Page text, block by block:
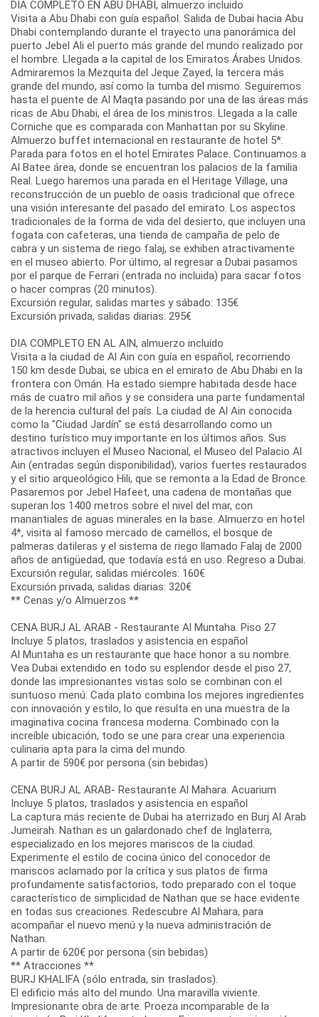
DIA COMPLETO EN ABU DHABI, almuerzo incluido
Visita a Abu Dhabi con guía español. Salida de Dubai hacia Abu
Dhabi contemplando durante el trayecto una panorámica del
puerto Jebel Ali el puerto más grande del mundo realizado por
el hombre. Llegada a la capital de los Emiratos Árabes Unidos.
Admiraremos la Mezquita del Jeque Zayed, la tercera más
grande del mundo, así como la tumba del mismo. Seguiremos
hasta el puente de Al Maqta pasando por una de las áreas más
ricas de Abu Dhabi, el área de los ministros. Llegada a la calle
Corniche que es comparada con Manhattan por su Skyline.
Almuerzo buffet internacional en restaurante de hotel 5*.
Parada para fotos en el hotel Emirates Palace. Continuamos a
Al Batee área, donde se encuentran los palacios de la familia
Real. Luego haremos una parada en el Heritage Village, una
reconstrucción de un pueblo de oasis tradicional que ofrece
una visión interesante del pasado del emirato. Los aspectos
tradicionales de la forma de vida del desierto, que incluyen una
fogata con cafeteras, una tienda de campaña de pelo de
cabra y un sistema de riego falaj, se exhiben atractivamente
en el museo abierto. Por último, al regresar a Dubai pasamos
por el parque de Ferrari (entrada no incluida) para sacar fotos
o hacer compras (20 minutos).
Excursión regular, salidas martes y sábado: 135€
Excursión privada, salidas diarias: 295€
DIA COMPLETO EN AL AIN, almuerzo incluido
Visita a la ciudad de Al Ain con guía en español, recorriendo
150 km desde Dubai, se ubica en el emirato de Abu Dhabi en la
frontera con Omán. Ha estado siempre habitada desde hace
más de cuatro mil años y se considera una parte fundamental
de la herencia cultural del país. La ciudad de Al Ain conocida
como la "Ciudad Jardín" se está desarrollando como un
destino turístico muy importante en los últimos años. Sus
atractivos incluyen el Museo Nacional, el Museo del Palacio Al
Ain (entradas según disponibilidad), varios fuertes restaurados
y el sitio arqueológico Hili, que se remonta a la Edad de Bronce.
Pasaremos por Jebel Hafeet, una cadena de montañas que
superan los 1400 metros sobre el nivel del mar, con
manantiales de aguas minerales en la base. Almuerzo en hotel
4*, visita al famoso mercado de camellos, el bosque de
palmeras datileras y el sistema de riego llamado Falaj de 2000
años de antigüedad, que todavía está en uso. Regreso a Dubai.
Excursión regular, salidas miércoles: 160€
Excursión privada, salidas diarias: 320€
** Cenas y/o Almuerzos **
CENA BURJ AL ARAB - Restaurante Al Muntaha. Piso 27
Incluye 5 platos, traslados y asistencia en español
Al Muntaha es un restaurante que hace honor a su nombre.
Vea Dubai extendido en todo su esplendor desde el piso 27,
donde las impresionantes vistas solo se combinan con el
suntuoso menú. Cada plato combina los mejores ingredientes
con innovación y estilo, lo que resulta en una muestra de la
imaginativa cocina francesa moderna. Combinado con la
increíble ubicación, todo se une para crear una experiencia
culinaria apta para la cima del mundo.
A partir de 590€ por persona (sin bebidas)
CENA BURJ AL ARAB- Restaurante Al Mahara. Acuarium
Incluye 5 platos, traslados y asistencia en español
La captura más reciente de Dubai ha aterrizado en Burj Al Arab
Jumeirah. Nathan es un galardonado chef de Inglaterra,
especializado en los mejores mariscos de la ciudad.
Experimente el estilo de cocina único del conocedor de
mariscos aclamado por la crítica y sus platos de firma
profundamente satisfactorios, todo preparado con el toque
característico de simplicidad de Nathan que se hace evidente
en todas sus creaciones. Redescubre Al Mahara, para
acompañar el nuevo menú y la nueva administración de
Nathan.
A partir de 620€ por persona (sin bebidas)
** Atracciones **
BURJ KHALIFA (sólo entrada, sin traslados).
El edificio más alto del mundo. Una maravilla viviente.
Impresionante obra de arte. Proeza incomparable de la